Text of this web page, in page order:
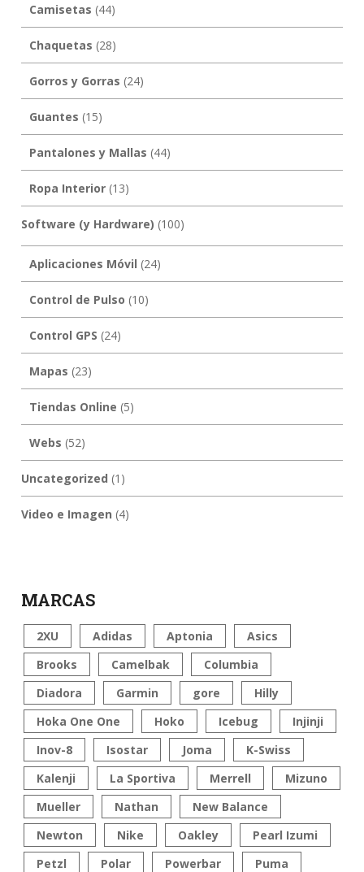
Camisetas (44)
Chaquetas (28)
Gorros y Gorras (24)
Guantes (15)
Pantalones y Mallas (44)
Ropa Interior(13)
Software (y Hardware) (100)
Aplicaciones Móvil (24)
Control de Pulso (10)
Control GPS (24)
Mapas (23)
Tiendas Online (5)
Webs (52)
Uncategorized (1)
Video e Imagen (4)
MARCAS
2XU Adidas Aptonia
Asics
Brooks
Camelbak
Columbia
Diadora
Garmin gore
Hilly
Hoka One One
Hoko Icebug
Injinji
Inov-8
Isostar Joma
K-Swiss
Kalenji
La Sportiva Merrell
Mizuno
Mueller
Nathan
New Balance
Newton
Nike Oakley
Pearl Izumi
Petzl
Polar Powerbar Puma